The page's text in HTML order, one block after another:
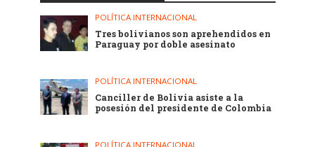
POLÍTICA INTERNACIONAL
Tres bolivianos son aprehendidos en
Paraguay por doble asesinato
POLÍTICA INTERNACIONAL
Canciller de Bolivia asiste a la
posesión del presidente de Colombia
POLÍTICA INTERNACIONAL